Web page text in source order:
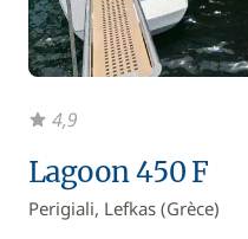
Lagoon 450 F
Perigiali, Lefkas (Grèce)
4,9